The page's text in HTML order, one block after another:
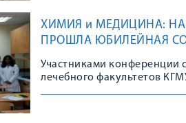
ХИМИЯ и МЕДИЦИНА:
ПРОШЛА ЮБИЛЕЙНАЯ
Участниками конференции
лечебного факультетов